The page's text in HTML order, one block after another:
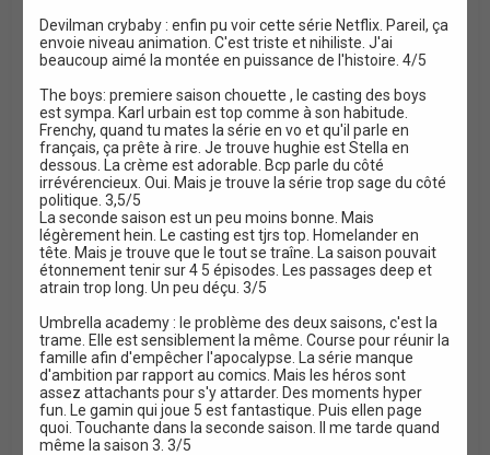
Devilman crybaby : enfin pu voir cette série Netflix. Pareil, ça
envoie niveau animation. C'est triste et nihiliste. J'ai
beaucoup aimé la montée en puissance de l'histoire. 4/5
The boys: premiere saison chouette , le casting des boys
est sympa. Karl urbain est top comme à son habitude.
Frenchy, quand tu mates la série en vo et qu'il parle en
français, ça prête à rire. Je trouve hughie est Stella en
dessous. La crème est adorable. Bcp parle du côté
irrévérencieux. Oui. Mais je trouve la série trop sage du côté
politique. 3,5/5
La seconde saison est un peu moins bonne. Mais
légèrement hein. Le casting est tjrs top. Homelander en
tête. Mais je trouve que le tout se traîne. La saison pouvait
étonnement tenir sur 4 5 épisodes. Les passages deep et
atrain trop long. Un peu déçu. 3/5
Umbrella academy : le problème des deux saisons, c'est la
trame. Elle est sensiblement la même. Course pour réunir la
famille afin d'empêcher l'apocalypse. La série manque
d'ambition par rapport au comics. Mais les héros sont
assez attachants pour s'y attarder. Des moments hyper
fun. Le gamin qui joue 5 est fantastique. Puis ellen page
quoi. Touchante dans la seconde saison. Il me tarde quand
même la saison 3. 3/5